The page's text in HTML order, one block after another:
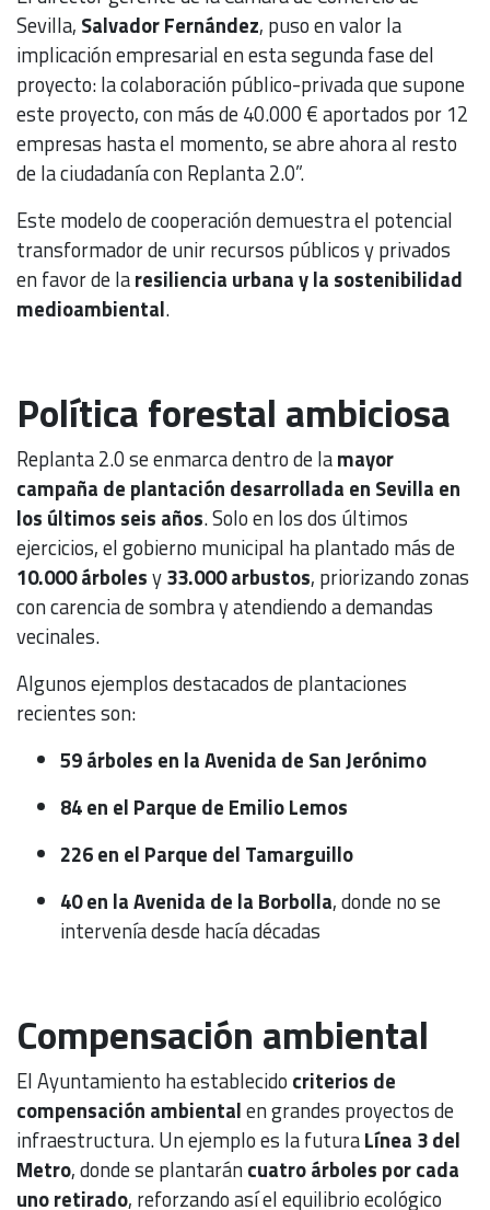
Sevilla, Salvador Fernández, puso en valor la
implicación empresarial en esta segunda fase del
proyecto: la colaboración público-privada que supone
este proyecto, con más de 40.000 € aportados por 12
empresas hasta el momento, se abre ahora al resto
de la ciudadanía con Replanta 2.0”.
Este modelo de cooperación demuestra el potencial
transformador de unir recursos públicos y privados
en favor de laresiliencia urbana y la sostenibilidad
medioambiental.
Política forestal ambiciosa
Replanta 2.0 se enmarca dentro de lamayor
campaña de plantación desarrollada en Sevilla en
los últimos seis años. Solo en los dos últimos
ejercicios, el gobierno municipal ha plantado más de
10.000 árbolesy33.000 arbustos, priorizando zonas
con carencia de sombra y atendiendo a demandas
vecinales.
Algunos ejemplos destacados de plantaciones
recientes son:
59 árboles en la Avenida de San Jerónimo
84 en el Parque de Emilio Lemos
226 en el Parque del Tamarguillo
40 en la Avenida de la Borbolla, donde no se
intervenía desde hacía décadas
Compensación ambiental
El Ayuntamiento ha establecido criterios de
compensación ambientalen grandes proyectos de
infraestructura. Un ejemplo es la futuraLínea 3 del
Metro, donde se plantaráncuatro árboles por cada
uno retirado, reforzando así el equilibrio ecológico